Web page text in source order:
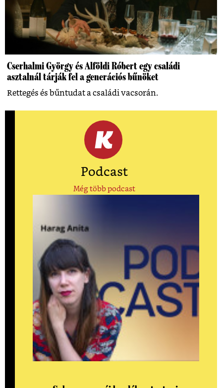
Cserhalmi György és Alföldi Róbert egy családi
asztalnál tárják fel a generációs bűnöket
Rettegés és bűntudat a családi vacsorán.
Podcast
Még több podcast